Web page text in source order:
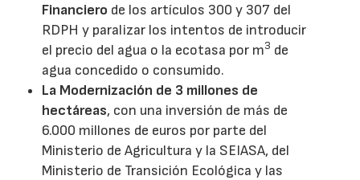
Financiero de los artículos 300 y 307 del
RDPH y paralizar los intentos de introducir
el precio del agua o la ecotasa por m3 de
agua concedido o consumido.
La Modernización de 3 millones de
hectáreas, con una inversión de más de
6.000 millones de euros por parte del
Ministerio de Agricultura y la SEIASA, del
Ministerio de Transición Ecológica y las